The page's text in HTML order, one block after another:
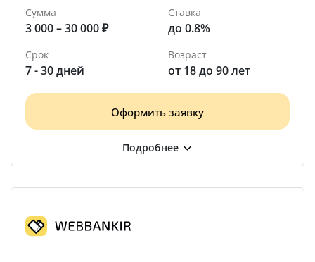
Сумма
3 000 – 30 000 ₽
Ставка
до 0.8%
Срок
7 - 30 дней
Возраст
от 18 до 90 лет
Оформить заявку